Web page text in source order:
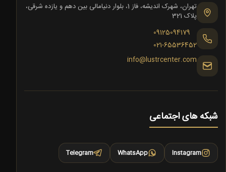
تهران، شهرک اندیشه، فاز 1، بلوار دنیامالی بین دهم و یازده شرقی،
پلاک 321
09125094179
021-65536452
info@lustrcenter.com
شبکه های اجتماعی
Instagram
WhatsApp
Telegram